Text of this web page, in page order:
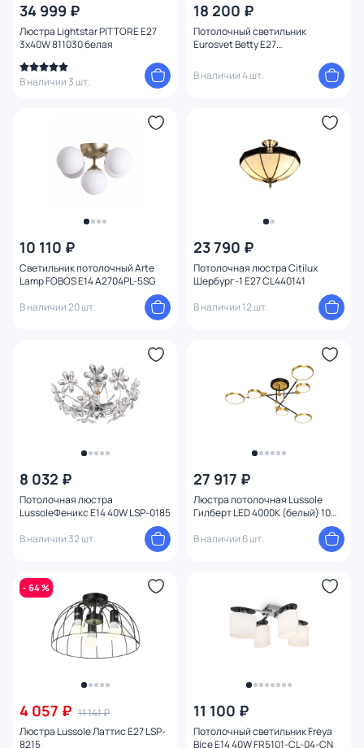
34 999 ₽
Люстра Lightstar PITTORE E27
3х40W 811030 белая
В наличии 3 шт.
18 200 ₽
Потолочный светильник
Eurosvet Betty E27
В наличии 4 шт.
10 110 ₽
Светильник потолочный Arte
Lamp FOBOS E14 A2704PL-5SG
В наличии 20 шт.
23 790 ₽
Потолочная люстра Citilux
Шербург-1 E27 CL440141
В наличии 12 шт.
8 032 ₽
Потолочная люстра
LussoleФеникс E14 40W LSP-0185
В наличии 32 шт.
27 917 ₽
Люстра потолочная Lussole
Гилберт LED 4000К (белый) 10W
В наличии 6 шт.
- 64 %
4 057 ₽ 11 141 ₽
Люстра Lussole Латтис E27 LSP-
8215
11 100 ₽
Потолочный светильник Freya
Bice E14 40W FR5101-CL-04-CN